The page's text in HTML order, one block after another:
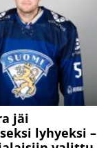
jäi
lyhyeksi –